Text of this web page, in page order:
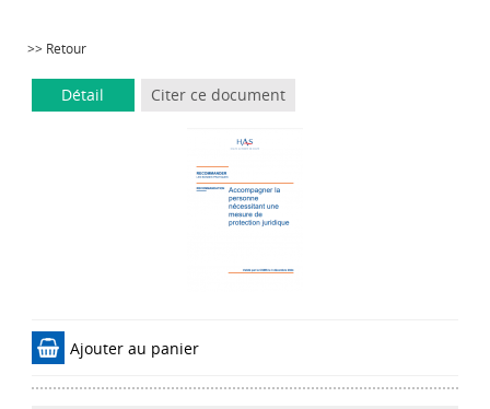
>> Retour
Détail Citer ce document
Ajouter au panier